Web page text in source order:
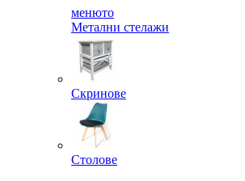
менюто
Метални стелажи
Скринове
Столове